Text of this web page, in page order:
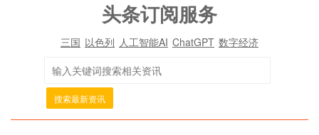
头条订阅服务
三国 以色列 人工智能AI ChatGPT 数字经济
搜索最新资讯